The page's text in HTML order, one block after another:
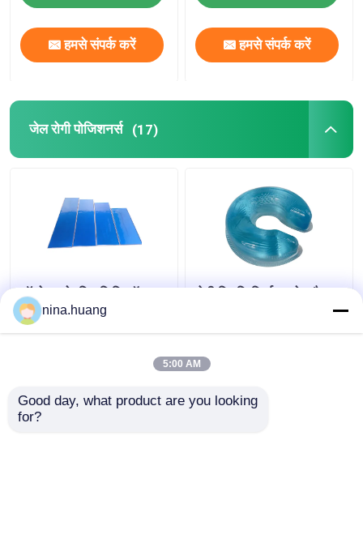
हमसे संपर्क करें हमसे संपर्क करें
जेल रोगी पोजिशनर्स (17)
ऑपरेशन के लिए सिलिकॉन
जेल रोगी पोजिशनर्स टीपीयू गोंद
सर्जिकल जेल पोजिशनर्स
रोगी स्थिति निर्धारण जेल पैड
मेडिकल साइड एंटी डीक्यूबिटस
nina.huang
5:00 AM
Good day, what product are you looking
for?